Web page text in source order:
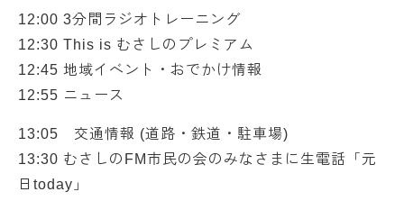
12:00 3分間ラジオトレーニング
12:30 This is むさしのプレミアム
12:45 地域イベント・おでかけ情報
12:55 ニュース
13:05 交通情報 (道路・鉄道・駐車場)
13:30 むさしのFM市民の会のみなさまに生電話「元
日today」